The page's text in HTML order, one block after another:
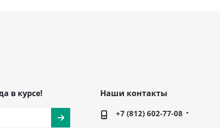
в курсе! Наши контакты
+7 (812) 602-77-08